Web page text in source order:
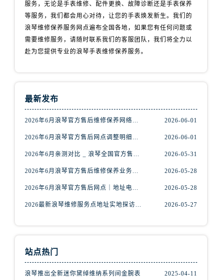
服务，无论是手表维修、配件更换、故障诊断还是手表保养
等服务，我们都会用心对待，让您的手表焕发新生。我们的
浪琴维修保养服务网点遍布全国各地，如果您有任何问题或
需要维修服务，请随时联系我们的客服团队，我们将全力以
赴为您提供专业的浪琴手表维修保养服务。
最新发布
2026年6月浪琴官方售后维修保养网络迁址及新设点快报 2026-06-01
2026年6月浪琴官方售后网点调整明细最终篇（迁址+新开业） 2026-06-01
2026年6月亲测对比 _ 浪琴全国官方售后服务体系2026焕新升级公告 2026-05-31
2026年6月浪琴官方售后维修保养业务网点重新配置补充通知原文内容公示 2026-05-28
2026年6月浪琴官方售后网点｜地址电话权威指南 2026-05-28
2026最新浪琴维修服务点地址实地探访报告 2026-05-27
站点热门
浪琴推出全新迷你黛绰维纳系列间金腕表 2025-04-11